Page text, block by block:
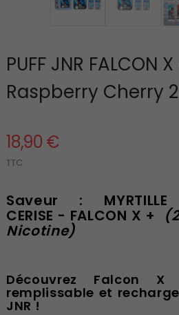
PUFF JNR FALCON
Raspberry Cherry
18,90 €
TTC
Saveur : MYRTILLE
CERISE - FALCON X +
Nicotine)
Découvrez Falcon
remplissable et
JNR !